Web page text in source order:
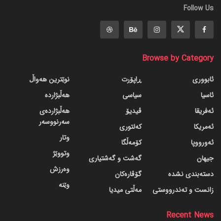
Follow Us
Browse by Category
ئابووری
ئاسیا
ئەفریقا
ئەمریکا
ئەورووپا
جیهان
دسته‌بندی نشده
زانست و تەندرووستی
ڕاپۆرت
سیاسی
ڤیدیۆ
کەلتوری
کۆمەڵگا
گه‌شت و گه‌شتیاری
گۆڤاره‌کان
مەڵتی میدیا
نوێترین هەواڵ
هەڵبژاردە
هەڵبژاردەی
سەرنووسەر
وتار
وتووێژ
وەرزش
وێنە
Recent News